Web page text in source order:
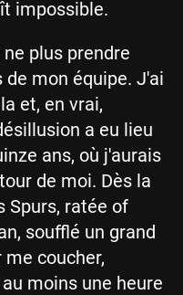
impossible.
plus prendre
mon équipe. J'ai
et, en vrai,
a eu lieu
ans, où j'aurais
de moi. Dès la
Spurs, ratée of
soufflé un grand
coucher,
moins une heure